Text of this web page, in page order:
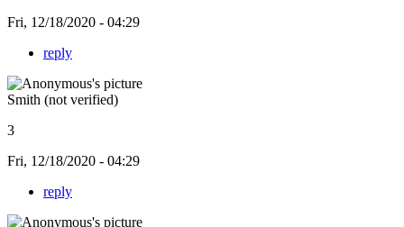
Fri, 12/18/2020 - 04:29
reply
Smith (not verified)
3
Fri, 12/18/2020 - 04:29
reply